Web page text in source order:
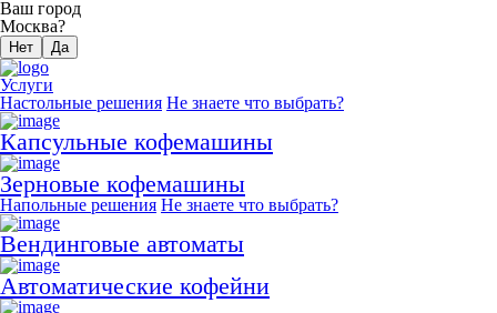
Ваш город
Москва?
Нет Да
Услуги
Настольные решения Не знаете что выбрать?
Капсульные кофемашины
Зерновые кофемашины
Напольные решения Не знаете что выбрать?
Вендинговые автоматы
Автоматические кофейни